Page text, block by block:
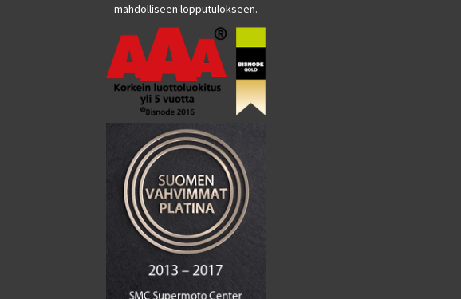
mahdolliseen lopputulokseen.